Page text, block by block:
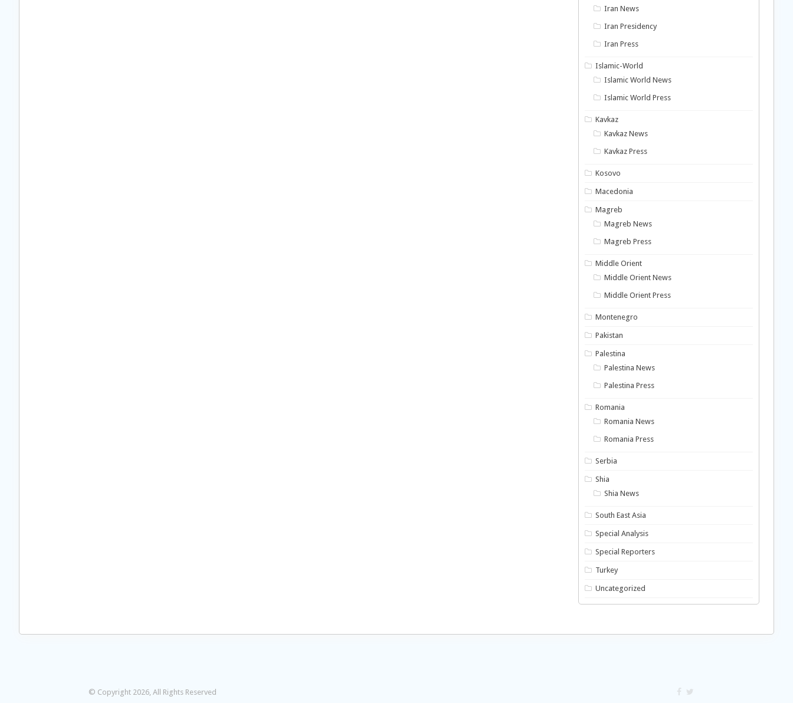
Iran News
Iran Presidency
Iran Press
Islamic-World
Islamic World News
Islamic World Press
Kavkaz
Kavkaz News
Kavkaz Press
Kosovo
Macedonia
Magreb
Magreb News
Magreb Press
Middle Orient
Middle Orient News
Middle Orient Press
Montenegro
Pakistan
Palestina
Palestina News
Palestina Press
Romania
Romania News
Romania Press
Serbia
Shia
Shia News
South East Asia
Special Analysis
Special Reporters
Turkey
Uncategorized
© Copyright 2026, All Rights Reserved